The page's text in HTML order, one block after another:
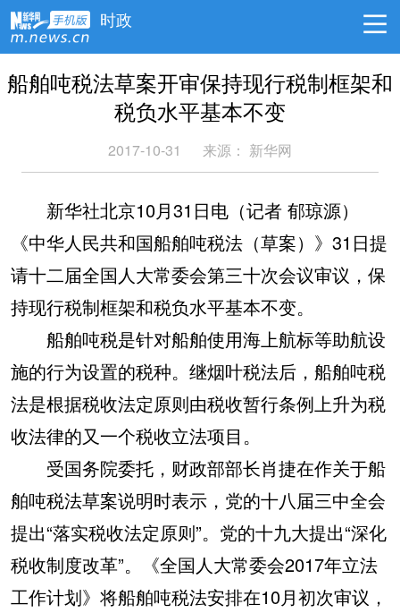
时政
船舶吨税法草案开审保持现行税制框架和
税负水平基本不变
2017-10-31 来源： 新华网
新华社北京10月31日电（记者 郁琼源）
《中华人民共和国船舶吨税法（草案）》31日提
请十二届全国人大常委会第三十次会议审议，保
持现行税制框架和税负水平基本不变。
船舶吨税是针对船舶使用海上航标等助航设
施的行为设置的税种。继烟叶税法后，船舶吨税
法是根据税收法定原则由税收暂行条例上升为税
收法律的又一个税收立法项目。
受国务院委托，财政部部长肖捷在作关于船
舶吨税法草案说明时表示，党的十八届三中全会
提出“落实税收法定原则”。党的十九大提出“深化
税收制度改革”。《全国人大常委会2017年立法
工作计划》将船舶吨税法安排在10月初次审议，